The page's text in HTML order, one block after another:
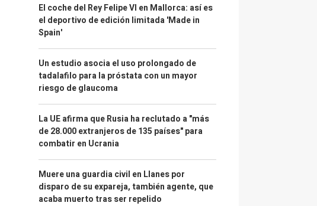
El coche del Rey Felipe VI en Mallorca: así es
el deportivo de edición limitada 'Made in
Spain'
Un estudio asocia el uso prolongado de
tadalafilo para la próstata con un mayor
riesgo de glaucoma
La UE afirma que Rusia ha reclutado a "más
de 28.000 extranjeros de 135 países" para
combatir en Ucrania
Muere una guardia civil en Llanes por
disparo de su expareja, también agente, que
acaba muerto tras ser repelido